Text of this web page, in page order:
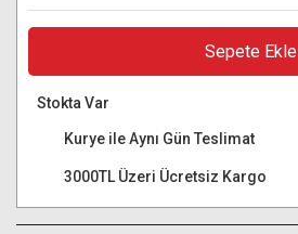
Sepete Ekle
Stokta Var
Kurye ile Aynı Gün Teslimat
3000TL Üzeri Ücretsiz Kargo